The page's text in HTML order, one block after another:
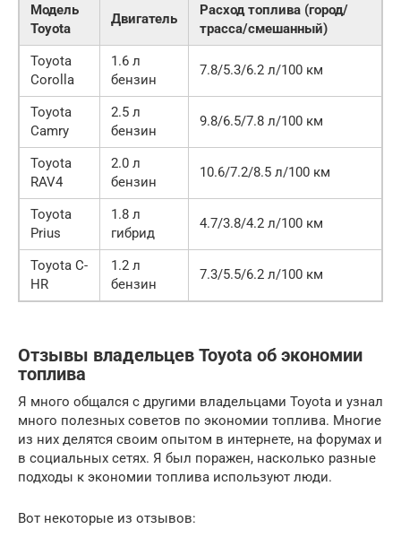
Модель
Toyota
Двигатель
Расход топлива (город/
трасса/смешанный)
Toyota
Corolla
1.6 л
бензин
7.8/5.3/6.2 л/100 км
Toyota
Camry
2.5 л
бензин
9.8/6.5/7.8 л/100 км
Toyota
RAV4
2.0 л
бензин
10.6/7.2/8.5 л/100 км
Toyota
Prius
1.8 л
гибрид
4.7/3.8/4.2 л/100 км
Toyota C-
HR
1.2 л
бензин
7.3/5.5/6.2 л/100 км
Отзывы владельцев Toyota об экономии
топлива
Я много общался с другими владельцами Toyota и узнал
много полезных советов по экономии топлива. Многие
из них делятся своим опытом в интернете, на форумах и
в социальных сетях. Я был поражен, насколько разные
подходы к экономии топлива используют люди.
Вот некоторые из отзывов: